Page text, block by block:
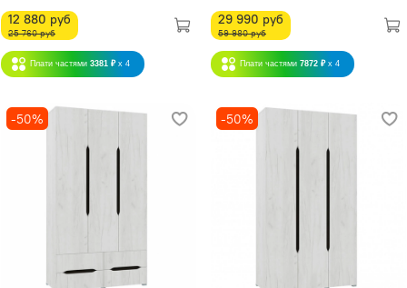
12 880 руб
25 760 руб
Плати частями 3381 ₽ x 4
29 990 руб
59 980 руб
Плати частями 7872 ₽ x 4
-50% -50%